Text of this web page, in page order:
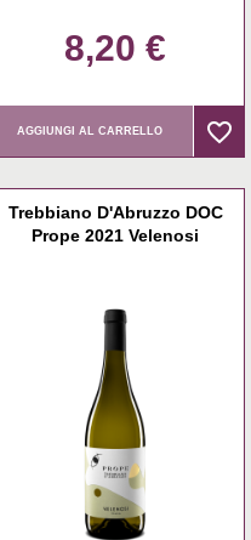
8,20 €
AGGIUNGI AL CARRELLO favorite_border
favorite_border
Trebbiano D'Abruzzo DOC
Prope 2021 Velenosi